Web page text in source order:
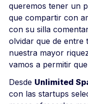
queremos tener un
que compartir con
con su silla
olvidar que de entre
nuestra mayor
vamos a permitir
Desde Unlimited
con las startups